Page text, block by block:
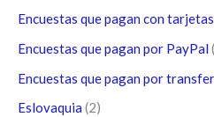
Encuestas que pagan con
Encuestas que pagan por PayPal
Encuestas que pagan por
Eslovaquia (2)